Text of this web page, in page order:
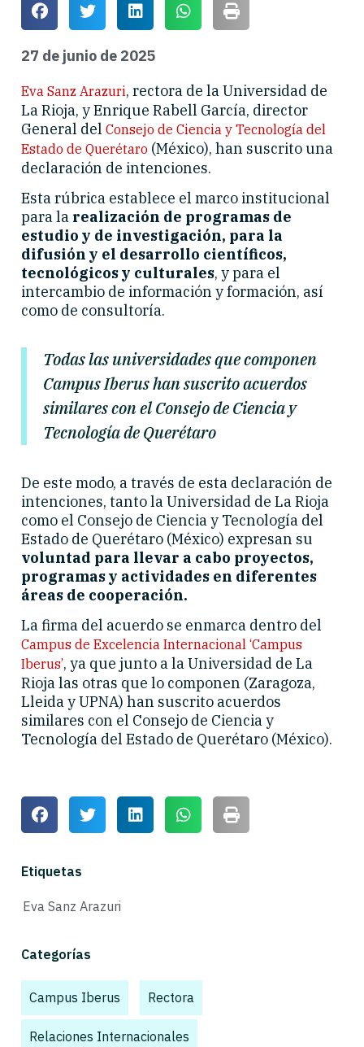
27 de junio de 2025
Eva Sanz Arazuri, rectora de la Universidad de
La Rioja, y Enrique Rabell García, director
General del Consejo de Ciencia y Tecnología del
Estado de Querétaro (México), han suscrito una
declaración de intenciones.
Esta rúbrica establece el marco institucional
para la realización de programas de
estudio y de investigación, para la
difusión y el desarrollo científicos,
tecnológicos y culturales, y para el
intercambio de información y formación, así
como de consultoría.
Todas las universidades que componen
Campus Iberus han suscrito acuerdos
similares con el Consejo de Ciencia y
Tecnología de Querétaro
De este modo, a través de esta declaración de
intenciones, tanto la Universidad de La Rioja
como el Consejo de Ciencia y Tecnología del
Estado de Querétaro (México) expresan su
voluntad para llevar a cabo proyectos,
programas y actividades en diferentes
áreas de cooperación.
La firma del acuerdo se enmarca dentro del
Campus de Excelencia Internacional ‘Campus
Iberus’, ya que junto a la Universidad de La
Rioja las otras que lo componen (Zaragoza,
Lleida y UPNA) han suscrito acuerdos
similares con el Consejo de Ciencia y
Tecnología del Estado de Querétaro (México).
Etiquetas
Eva Sanz Arazuri
Categorías
Campus Iberus Rectora
Relaciones Internacionales